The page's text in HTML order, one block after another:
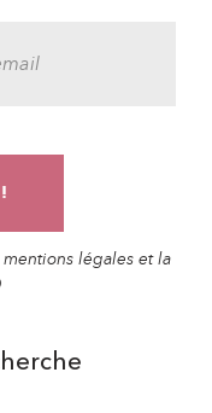
légales et la